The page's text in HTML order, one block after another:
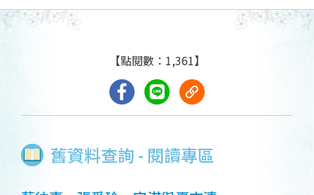
舊資料查詢 - 閱讀專區
【點閱數：1,361】